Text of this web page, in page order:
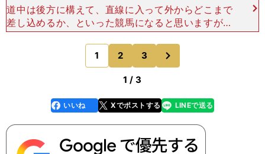
道中は後方に構えて、直線に入って外からどこまで
差し込めるか、といった競馬になると思いますが、
『やってみなければわからない』というのが陣営の
本音でしょう。これらのことを鑑みて、人気先行と
いった感があるの
1 2 3
1 / 3
faceboo
k
いいね Xでポストする
line LINEで送る